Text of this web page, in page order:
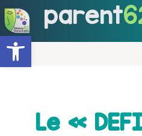
Ouvrir la barre d’outils
parent
Le «